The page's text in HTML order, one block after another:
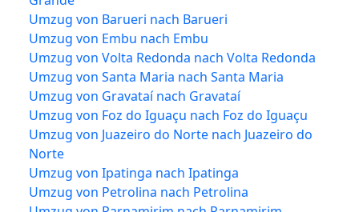
Umzug von Barueri nach Barueri
Umzug von Embu nach Embu
Umzug von Volta Redonda nach Volta Redonda
Umzug von Santa Maria nach Santa Maria
Umzug von Gravataí nach Gravataí
Umzug von Foz do Iguaçu nach Foz do Iguaçu
Umzug von Juazeiro do Norte nach Juazeiro do
Norte
Umzug von Ipatinga nach Ipatinga
Umzug von Petrolina nach Petrolina